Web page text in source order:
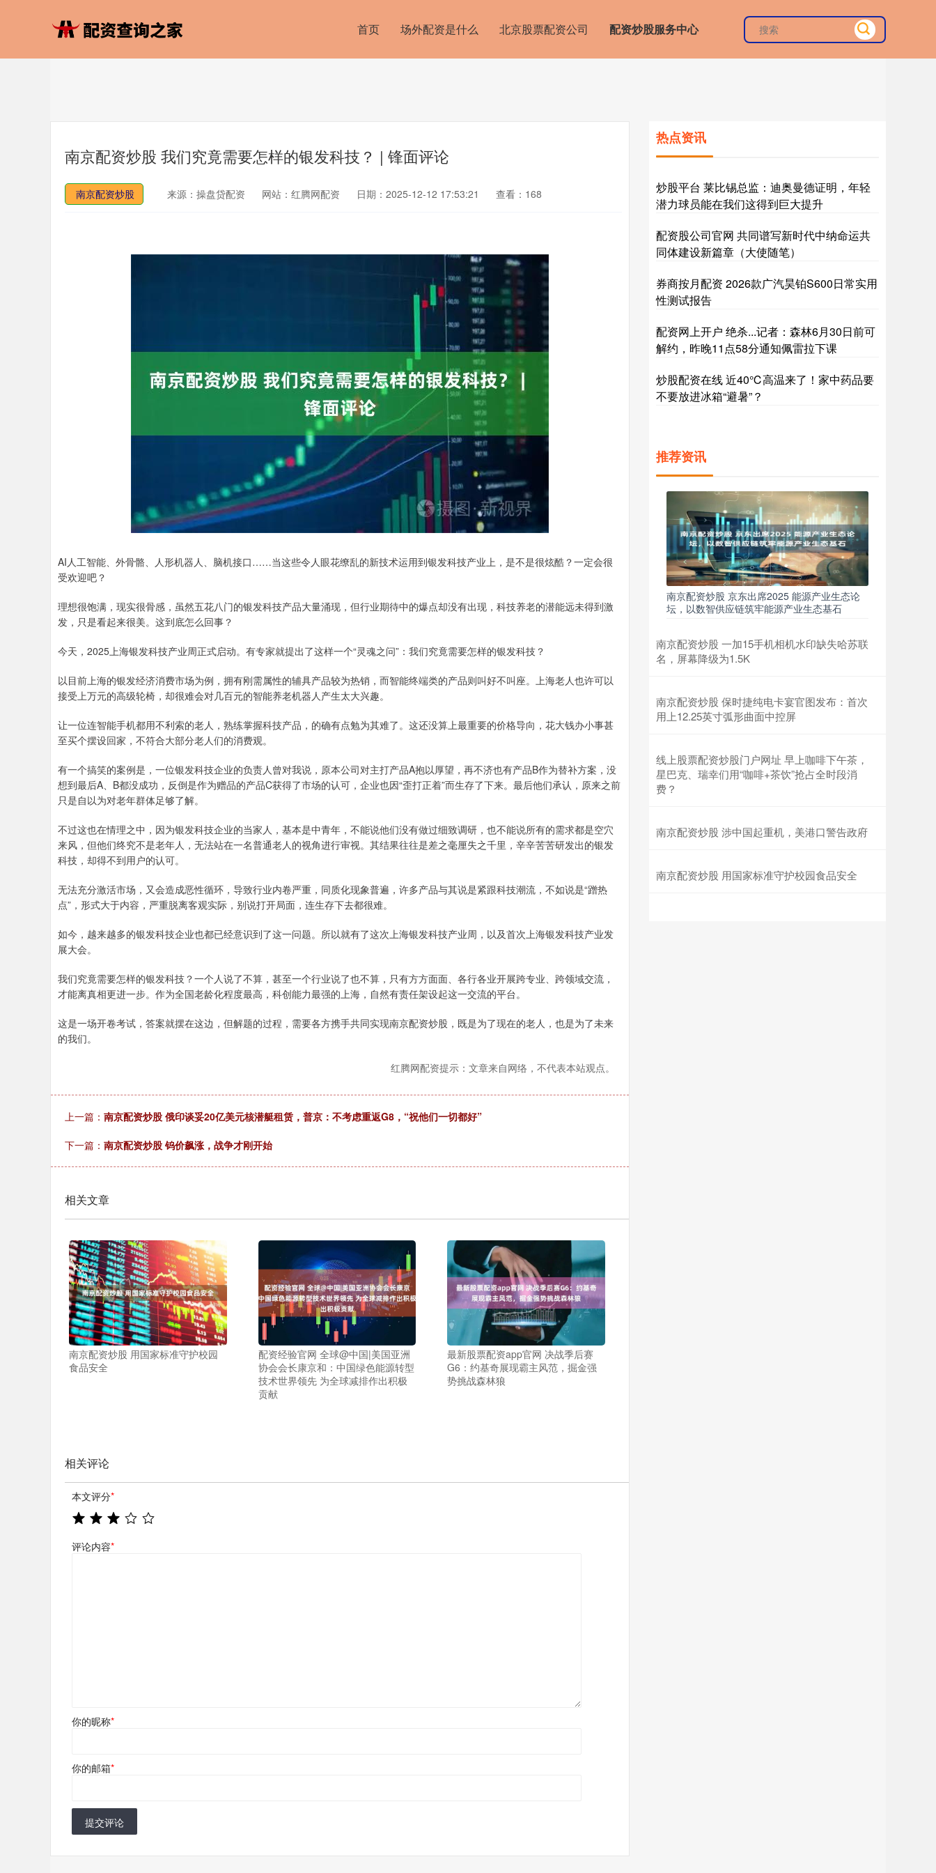
首页 场外配资是什么 北京股票配资公司 配资炒股服务中心
南京配资炒股 我们究竟需要怎样的银发科技？ | 锋面评论
南京配资炒股 来源：操盘贷配资 网站：红腾网配资 日期：2025-12-12 17:53:21 查看：168
AI人工智能、外骨骼、人形机器人、脑机接口……当这些令人眼花缭乱的新技术运用到银发科技产业上，是不是很炫酷？一定会很
受欢迎吧？
理想很饱满，现实很骨感，虽然五花八门的银发科技产品大量涌现，但行业期待中的爆点却没有出现，科技养老的潜能远未得到激
发，只是看起来很美。这到底怎么回事？
今天，2025上海银发科技产业周正式启动。有专家就提出了这样一个“灵魂之问”：我们究竟需要怎样的银发科技？
以目前上海的银发经济消费市场为例，拥有刚需属性的辅具产品较为热销，而智能终端类的产品则叫好不叫座。上海老人也许可以
接受上万元的高级轮椅，却很难会对几百元的智能养老机器人产生太大兴趣。
让一位连智能手机都用不利索的老人，熟练掌握科技产品，的确有点勉为其难了。这还没算上最重要的价格导向，花大钱办小事甚
至买个摆设回家，不符合大部分老人们的消费观。
有一个搞笑的案例是，一位银发科技企业的负责人曾对我说，原本公司对主打产品A抱以厚望，再不济也有产品B作为替补方案，没
想到最后A、B都没成功，反倒是作为赠品的产品C获得了市场的认可，企业也因“歪打正着”而生存了下来。最后他们承认，原来之前
只是自以为对老年群体足够了解。
不过这也在情理之中，因为银发科技企业的当家人，基本是中青年，不能说他们没有做过细致调研，也不能说所有的需求都是空穴
来风，但他们终究不是老年人，无法站在一名普通老人的视角进行审视。其结果往往是差之毫厘失之千里，辛辛苦苦研发出的银发
科技，却得不到用户的认可。
无法充分激活市场，又会造成恶性循环，导致行业内卷严重，同质化现象普遍，许多产品与其说是紧跟科技潮流，不如说是“蹭热
点”，形式大于内容，严重脱离客观实际，别说打开局面，连生存下去都很难。
如今，越来越多的银发科技企业也都已经意识到了这一问题。所以就有了这次上海银发科技产业周，以及首次上海银发科技产业发
展大会。
我们究竟需要怎样的银发科技？一个人说了不算，甚至一个行业说了也不算，只有方方面面、各行各业开展跨专业、跨领域交流，
才能离真相更进一步。作为全国老龄化程度最高，科创能力最强的上海，自然有责任架设起这一交流的平台。
这是一场开卷考试，答案就摆在这边，但解题的过程，需要各方携手共同实现南京配资炒股，既是为了现在的老人，也是为了未来
的我们。
红腾网配资提示：文章来自网络，不代表本站观点。
上一篇： 南京配资炒股 俄印谈妥20亿美元核潜艇租赁，普京：不考虑重返G8，“祝他们一切都好”
下一篇： 南京配资炒股 钨价飙涨，战争才刚开始
相关文章
南京配资炒股 用国家标准守护校园
食品安全
配资经验官网 全球@中国|美国亚洲
协会会长康京和：中国绿色能源转型
技术世界领先 为全球减排作出积极
贡献
最新股票配资app官网 决战季后赛
G6：约基奇展现霸主风范，掘金强
势挑战森林狼
相关评论
本文评分*
评论内容*
你的昵称*
你的邮箱*
提交评论
热点资讯
炒股平台 莱比锡总监：迪奥曼德证明，年轻
潜力球员能在我们这得到巨大提升
配资股公司官网 共同谱写新时代中纳命运共
同体建设新篇章（大使随笔）
券商按月配资 2026款广汽昊铂S600日常实用
性测试报告
配资网上开户 绝杀...记者：森林6月30日前可
解约，昨晚11点58分通知佩雷拉下课
炒股配资在线 近40℃高温来了！家中药品要
不要放进冰箱“避暑”？
推荐资讯
南京配资炒股 京东出席2025 能源产业生态论
坛，以数智供应链筑牢能源产业生态基石
南京配资炒股 一加15手机相机水印缺失哈苏联
名，屏幕降级为1.5K
南京配资炒股 保时捷纯电卡宴官图发布：首次
用上12.25英寸弧形曲面中控屏
线上股票配资炒股门户网址 早上咖啡下午茶，
星巴克、瑞幸们用“咖啡+茶饮”抢占全时段消
费？
南京配资炒股 涉中国起重机，美港口警告政府
南京配资炒股 用国家标准守护校园食品安全